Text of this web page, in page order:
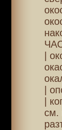
|
|
|
см.